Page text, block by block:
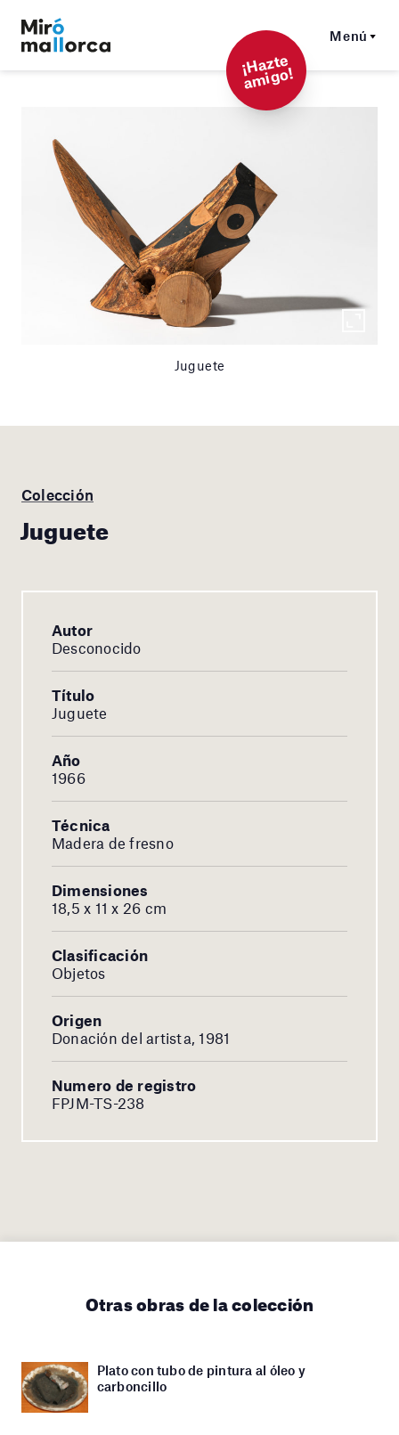
Menú
¡
Hazt
e
a
mi
g
o!
Juguete
Colección
Juguete
Autor
Desconocido
Título
Juguete
Año
1966
Técnica
Madera de fresno
Dimensiones
18,5 x 11 x 26 cm
Clasificación
Objetos
Origen
Donación del artista, 1981
Numero de registro
FPJM-TS-238
Otras obras de la colección
Plato con tubo de pintura al óleo y
carboncillo